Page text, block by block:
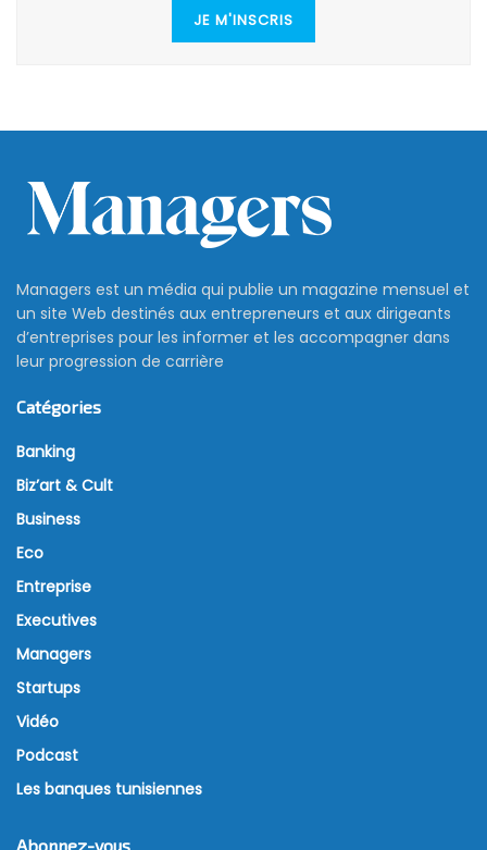
JE M'INSCRIS
Managers est un média qui publie un magazine mensuel et
un site Web destinés aux entrepreneurs et aux dirigeants
d’entreprises pour les informer et les accompagner dans
leur progression de carrière
Catégories
Banking
Biz’art & Cult
Business
Eco
Entreprise
Executives
Managers
Startups
Vidéo
Podcast
Les banques tunisiennes
Abonnez-vous